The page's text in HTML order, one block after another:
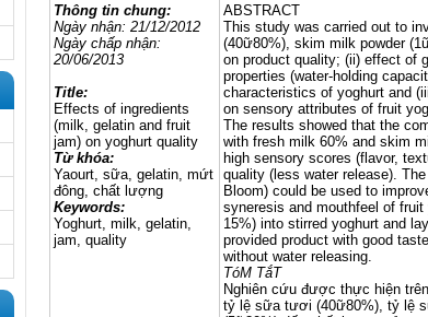
Thông tin chung:
Ngày nhận: 21/12/2012
Ngày chấp nhận:
20/06/2013
Title:
Effects of ingredients
(milk, gelatin and fruit
jam) on yoghurt quality
Từ khóa:
Yaourt, sữa, gelatin, mứt
đông, chất lượng
Keywords:
Yoghurt, milk, gelatin,
jam, quality
ABSTRACT
This study was carried out to
(40ữ80%), skim milk powder
on product quality; (ii) effect of
properties (water-holding
characteristics of yoghurt and
on sensory attributes of fruit
The results showed that the
with fresh milk 60% and skim
high sensory scores (flavor,
quality (less water release).
Bloom) could be used to
syneresis and mouthfeel of
15%) into stirred yoghurt and
provided product with good
without water releasing.
TóM TắT
Nghiên cứu được thực hiện
tỷ lệ sữa tươi (40ữ80%), tỷ lệ